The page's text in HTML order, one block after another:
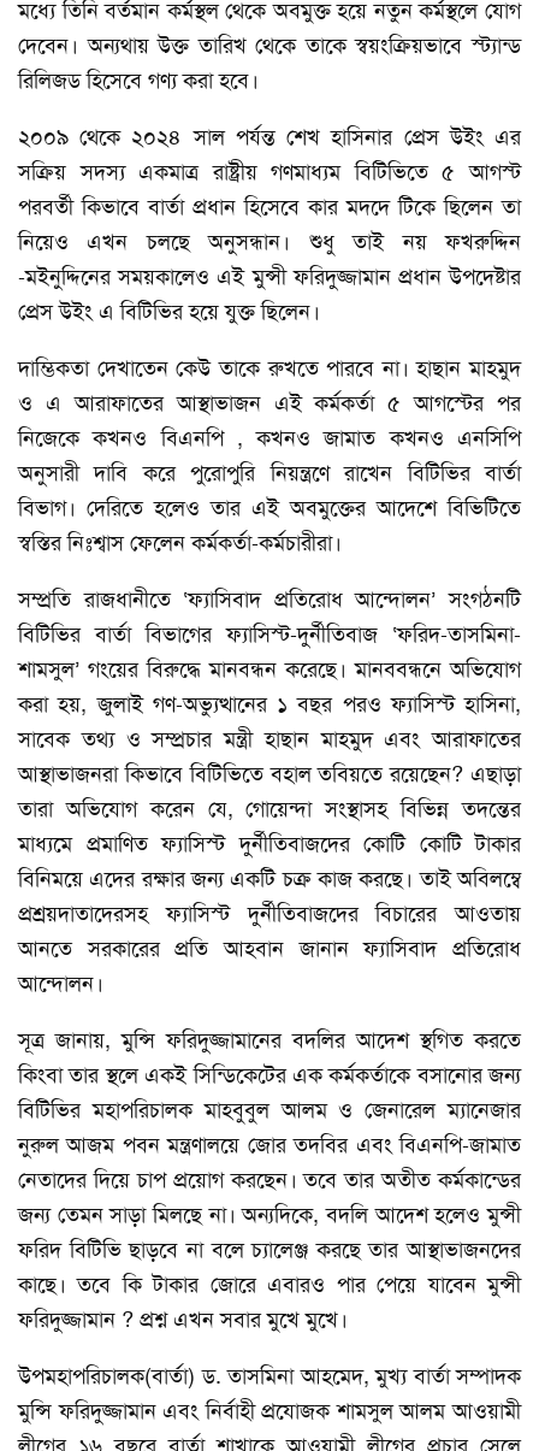
মধ্যে তিনি বর্তমান কর্মস্থল থেকে অবমুক্ত হয়ে নতুন কর্মস্থলে যোগ
দেবেন। অন্যথায় উক্ত তারিখ থেকে তাকে স্বয়ংক্রিয়ভাবে স্ট্যান্ড
রিলিজড হিসেবে গণ্য করা হবে।
২০০৯ থেকে ২০২৪ সাল পর্যন্ত শেখ হাসিনার প্রেস উইং এর
সক্রিয় সদস্য একমাত্র রাষ্ট্রীয় গণমাধ্যম বিটিভিতে ৫ আগস্ট
পরবর্তী কিভাবে বার্তা প্রধান হিসেবে কার মদদে টিকে ছিলেন তা
নিয়েও এখন চলছে অনুসন্ধান। শুধু তাই নয় ফখরুদ্দিন
-মইনুদ্দিনের সময়কালেও এই মুন্সী ফরিদুজ্জামান প্রধান উপদেষ্টার
প্রেস উইং এ বিটিভির হয়ে যুক্ত ছিলেন।
দাম্ভিকতা দেখাতেন কেউ তাকে রুখতে পারবে না। হাছান মাহমুদ
ও এ আরাফাতের আস্থাভাজন এই কর্মকর্তা ৫ আগস্টের পর
নিজেকে কখনও বিএনপি , কখনও জামাত কখনও এনসিপি
অনুসারী দাবি করে পুরোপুরি নিয়ন্ত্রণে রাখেন বিটিভির বার্তা
বিভাগ। দেরিতে হলেও তার এই অবমুক্তের আদেশে বিভিটিতে
স্বস্তির নিঃশ্বাস ফেলেন কর্মকর্তা-কর্মচারীরা।
সম্প্রতি রাজধানীতে ‘ফ্যাসিবাদ প্রতিরোধ আন্দোলন’ সংগঠনটি
বিটিভির বার্তা বিভাগের ফ্যাসিস্ট-দুর্নীতিবাজ ‘ফরিদ-তাসমিনা-
শামসুল’ গংয়ের বিরুদ্ধে মানবন্ধন করেছে। মানববন্ধনে অভিযোগ
করা হয়, জুলাই গণ-অভ্যুত্থানের ১ বছর পরও ফ্যাসিস্ট হাসিনা,
সাবেক তথ্য ও সম্প্রচার মন্ত্রী হাছান মাহমুদ এবং আরাফাতের
আস্থাভাজনরা কিভাবে বিটিভিতে বহাল তবিয়তে রয়েছেন? এছাড়া
তারা অভিযোগ করেন যে, গোয়েন্দা সংস্থাসহ বিভিন্ন তদন্তের
মাধ্যমে প্রমাণিত ফ্যাসিস্ট দুর্নীতিবাজদের কোটি কোটি টাকার
বিনিময়ে এদের রক্ষার জন্য একটি চক্র কাজ করছে। তাই অবিলম্বে
প্রশ্রয়দাতাদেরসহ ফ্যাসিস্ট দুর্নীতিবাজদের বিচারের আওতায়
আনতে সরকারের প্রতি আহবান জানান ফ্যাসিবাদ প্রতিরোধ
আন্দোলন।
সূত্র জানায়, মুন্সি ফরিদুজ্জামানের বদলির আদেশ স্থগিত করতে
কিংবা তার স্থলে একই সিন্ডিকেটের এক কর্মকর্তাকে বসানোর জন্য
বিটিভির মহাপরিচালক মাহবুবুল আলম ও জেনারেল ম্যানেজার
নুরুল আজম পবন মন্ত্রণালয়ে জোর তদবির এবং বিএনপি-জামাত
নেতাদের দিয়ে চাপ প্রয়োগ করছেন। তবে তার অতীত কর্মকান্ডের
জন্য তেমন সাড়া মিলছে না। অন্যদিকে, বদলি আদেশ হলেও মুন্সী
ফরিদ বিটিভি ছাড়বে না বলে চ্যালেঞ্জ করছে তার আস্থাভাজনদের
কাছে। তবে কি টাকার জোরে এবারও পার পেয়ে যাবেন মুন্সী
ফরিদুজ্জামান ? প্রশ্ন এখন সবার মুখে মুখে।
উপমহাপরিচালক(বার্তা) ড. তাসমিনা আহমেদ, মুখ্য বার্তা সম্পাদক
মুন্সি ফরিদুজ্জামান এবং নির্বাহী প্রযোজক শামসুল আলম আওয়ামী